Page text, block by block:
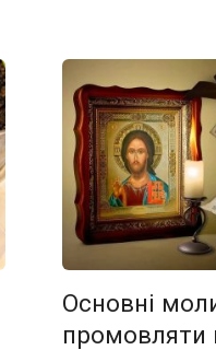
Основні
промовляти